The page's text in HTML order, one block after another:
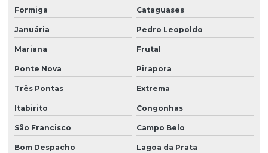
Formiga Cataguases
Januária Pedro Leopoldo
Mariana Frutal
Ponte Nova Pirapora
Três Pontas Extrema
Itabirito Congonhas
São Francisco Campo Belo
Bom Despacho Lagoa da Prata